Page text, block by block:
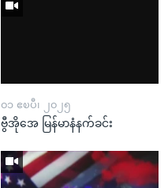
၀၁ ဧၿပီ၊ ၂၀၂၅
ဗွီအိုအေ မြန်မာနံနက်ခင်း